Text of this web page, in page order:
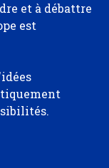
et à débattre
est